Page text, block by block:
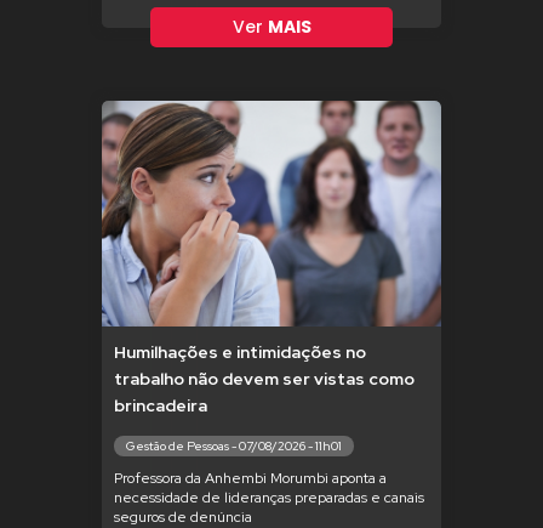
Ver MAIS
Humilhações e intimidações no
trabalho não devem ser vistas como
brincadeira
Gestão de Pessoas - 07/08/2026 - 11h01
Professora da Anhembi Morumbi aponta a
necessidade de lideranças preparadas e canais
seguros de denúncia